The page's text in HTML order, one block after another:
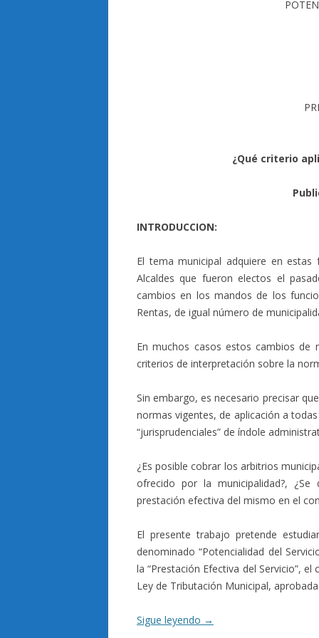
¿Qué criterio
INTRODUCCION:
El tema municipal adquiere en
Alcaldes que fueron electos el
cambios en los mandos de los
Rentas, de igual número de
En muchos casos estos cambios de
criterios de interpretación sobre la
Sin embargo, es necesario precisar
normas vigentes, de aplicación a
“jurisprudenciales” de índole
¿Es posible cobrar los arbitrios
ofrecido por la municipalidad?,
prestación efectiva del mismo en el
El presente trabajo pretende
denominado “Potencialidad del
la “Prestación Efectiva del Servicio”,
Ley de Tributación Municipal,
Sigue leyendo →